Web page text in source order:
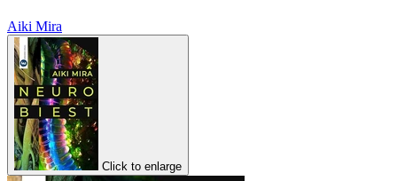
Aiki Mira
Click to enlarge